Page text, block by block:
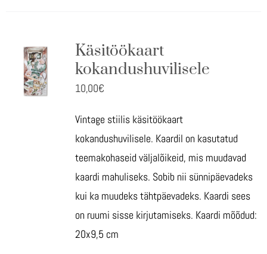
Käsitöökaart
kokandushuvilisele
10,00€
Vintage stiilis käsitöökaart
kokandushuvilisele. Kaardil on kasutatud
teemakohaseid väljalõikeid, mis muudavad
kaardi mahuliseks. Sobib nii sünnipäevadeks
kui ka muudeks tähtpäevadeks. Kaardi sees
on ruumi sisse kirjutamiseks. Kaardi mõõdud:
20x9,5 cm